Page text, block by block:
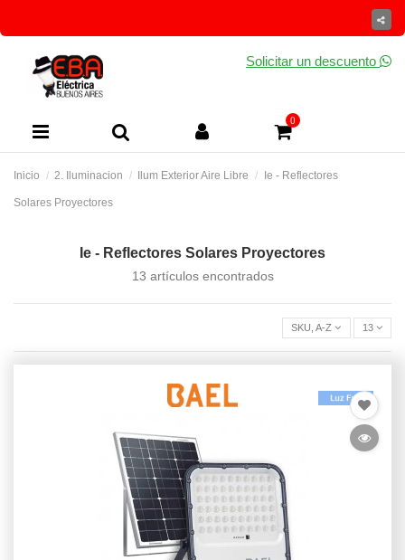
Solicitar un descuento
0
Inicio 2. Iluminacion Ilum Exterior Aire Libre Ie - Reflectores
Solares Proyectores
Ie - Reflectores Solares Proyectores
13 artículos encontrados
SKU, A-Z